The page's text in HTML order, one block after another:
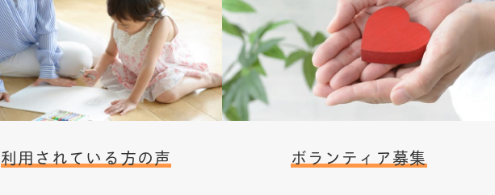
利用されている方の声 ボランティア募集